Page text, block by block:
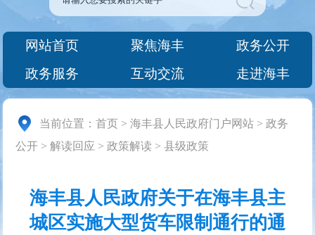
网站首页 聚焦海丰
政务公开
政务服务
互动交流 走进海丰
当前位置：首页 >海丰县人民政府门户网站 >政务
公开 >解读回应 >政策解读 >县级政策
海丰县人民政府关于在海丰县主
城区实施大型货车限制通行的通